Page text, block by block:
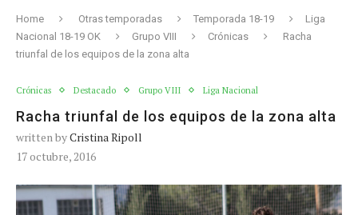
Home Otras temporadas Temporada 18-19
Liga
Nacional 18-19 OK
Grupo VIII Crónicas
Racha
triunfal de los equipos de la zona alta
Crónicas Destacado Grupo VIII Liga Nacional
Racha triunfal de los equipos de la zona alta
written byCristina Ripoll
17 octubre, 2016